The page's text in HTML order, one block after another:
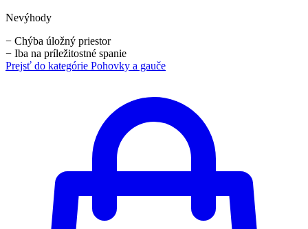
Nevýhody
− Chýba úložný priestor
− Iba na príležitostné spanie
Prejsť do kategórie Pohovky a gauče